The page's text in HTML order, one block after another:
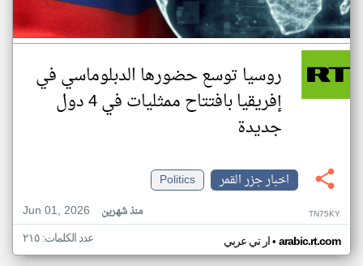
روسيا توسع حضورها الدبلوماسي في
إفريقيا بافتتاح ممثليات في 4 دول
جديدة
اخبار جزر القمر
Politics
Jun 01, 2026
منذ شهرين TN75KY
ار تي عربي• arabic.rt.com عدد الكلمات: ٢١٥